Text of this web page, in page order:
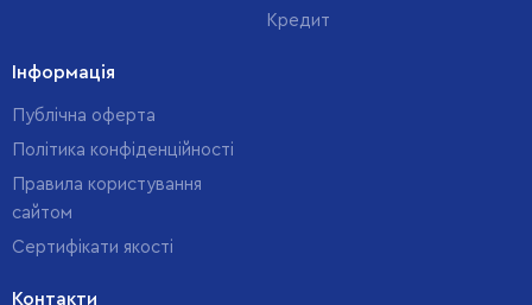
Кредит
Інформація
Публічна оферта
Політика конфіденційності
Правила користування
сайтом
Cертифікати якості
Контакти